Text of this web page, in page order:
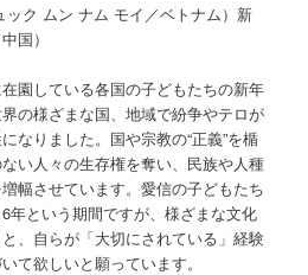
ク ムン ナム モイ／ベトナム）新
国）
園している各国の子どもたちの新年
の様ざまな国、地域で紛争やテロが
なりました。国や宗教の“正義”を楯
い人々の生存権を奪い、民族や人種
幅させています。愛信の子どもたち
年という期間ですが、様ざまな文化
、自らが「大切にされている」経験
て欲しいと願っています。